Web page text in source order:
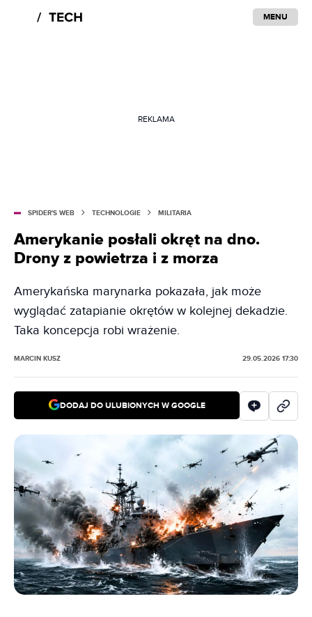
MENU
REKLAMA
SPIDER'S WEB TECHNOLOGIE MILITARIA
Amerykanie posłali okręt na dno.
Drony z powietrza i z morza
Amerykańska marynarka pokazała, jak może
wyglądać zatapianie okrętów w kolejnej dekadzie.
Taka koncepcja robi wrażenie.
MARCIN KUSZ 29.05.2026 17:30
DODAJ DO ULUBIONYCH W GOOGLE